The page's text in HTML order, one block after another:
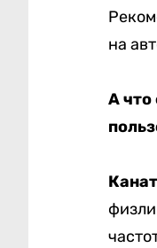
на
А что